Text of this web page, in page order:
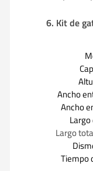
6. Kit de
Ancho
Ancho
Largo
Tiempo